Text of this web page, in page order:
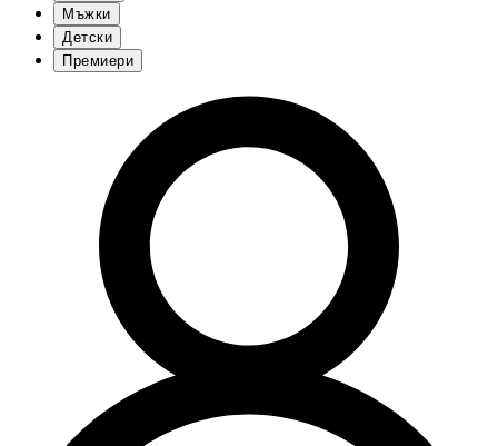
Мъжки
Детски
Премиери